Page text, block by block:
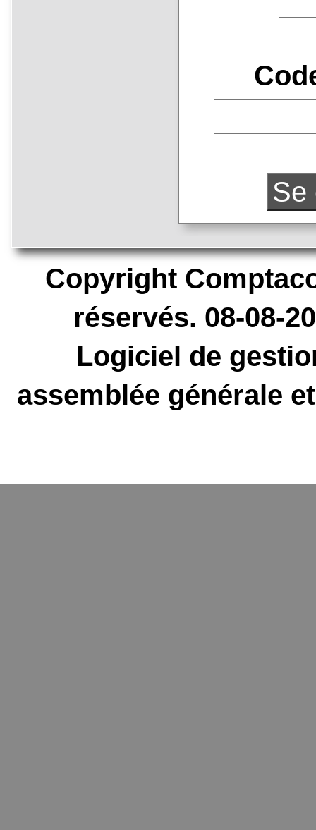
Se
Copyright
réservés. 08-08-
Logiciel de
assemblée générale